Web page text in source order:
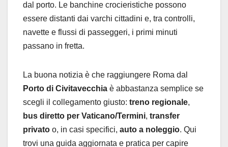
dal porto. Le banchine crocieristiche possono
essere distanti dai varchi cittadini e, tra controlli,
navette e flussi di passeggeri, i primi minuti
passano in fretta.
La buona notizia è che raggiungere Roma dal
Porto di Civitavecchia è abbastanza semplice se
scegli il collegamento giusto: treno regionale,
bus diretto per Vaticano/Termini, transfer
privato o, in casi specifici, auto a noleggio. Qui
trovi una guida aggiornata e pratica per capire